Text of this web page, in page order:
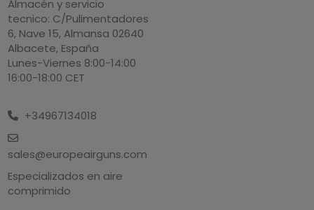
Almacén y servicio
tecnico: C/Pulimentadores
6, Nave 15, Almansa 02640
Albacete, España
Lunes-Viernes 8:00-14:00
16:00-18:00 CET
+34967134018
sales@europeairguns.com
Especializados en aire
comprimido